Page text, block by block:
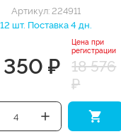
Артикул: 224911
12 шт. Поставка 4 дн.
350 ₽
Цена при
регистрации
18 576
₽